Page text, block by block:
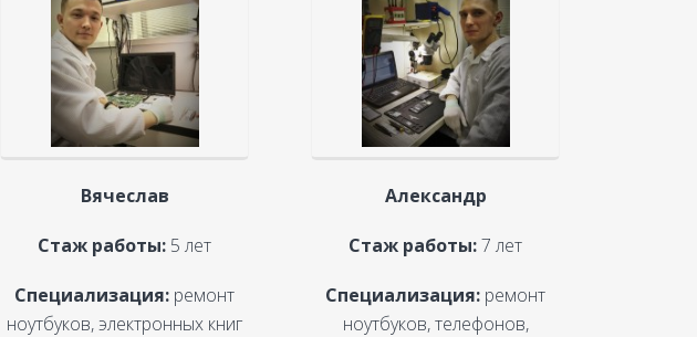
Вячеслав
Стаж работы: 5 лет
Специализация: ремонт
ноутбуков, электронных книг
Александр
Стаж работы:7 лет
Специализация: ремонт
ноутбуков, телефонов,